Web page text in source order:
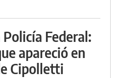
Federal:
apareció en
Cipolletti